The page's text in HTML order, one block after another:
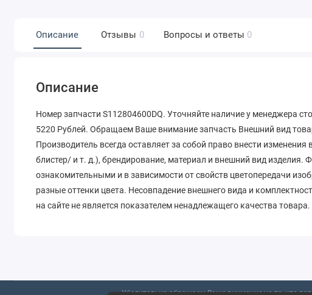
Описание Отзывы 0 Вопросы и ответы 0
Описание
Номер запчасти S112804600DQ. Уточняйте наличие у менеджера
5220 Рублей. Обращаем Ваше внимание запчасть Внешний вид
Производитель всегда оставляет за собой право внести
блистер/ и т. д.), брендирование, материал и внешний вид изделия.
ознакомительными и в зависимости от свойств цветопередачи
разные оттенки цвета. Несовпадение внешнего вида и
на сайте не является показателем ненадлежащего качества товара.